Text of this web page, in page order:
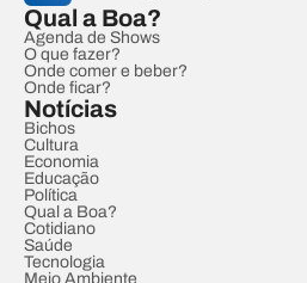
Qual a Boa?
Agenda de Shows
O que fazer?
Onde comer e beber?
Onde ficar?
Notícias
Bichos
Cultura
Economia
Educação
Política
Qual a Boa?
Cotidiano
Saúde
Tecnologia
Meio Ambiente